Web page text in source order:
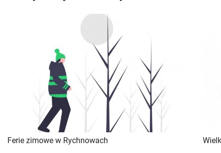
Ferie zimowe w Rychnowach